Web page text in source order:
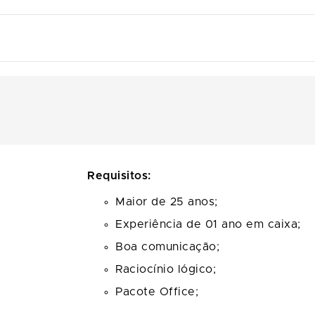
Requisitos:
Maior de 25 anos;
Experiência de 01 ano em caixa;
Boa comunicação;
Raciocínio lógico;
Pacote Office;